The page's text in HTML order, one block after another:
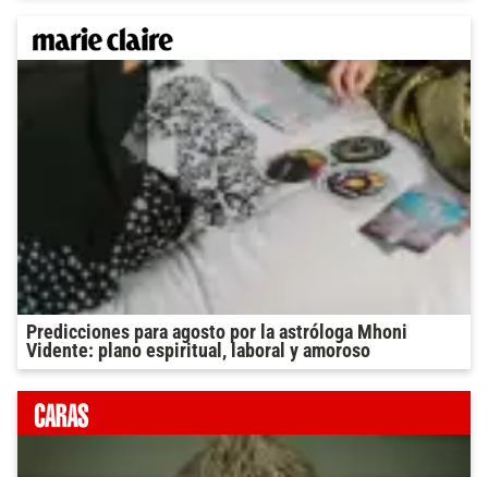
Predicciones para agosto por la astróloga Mhoni
Vidente: plano espiritual, laboral y amoroso